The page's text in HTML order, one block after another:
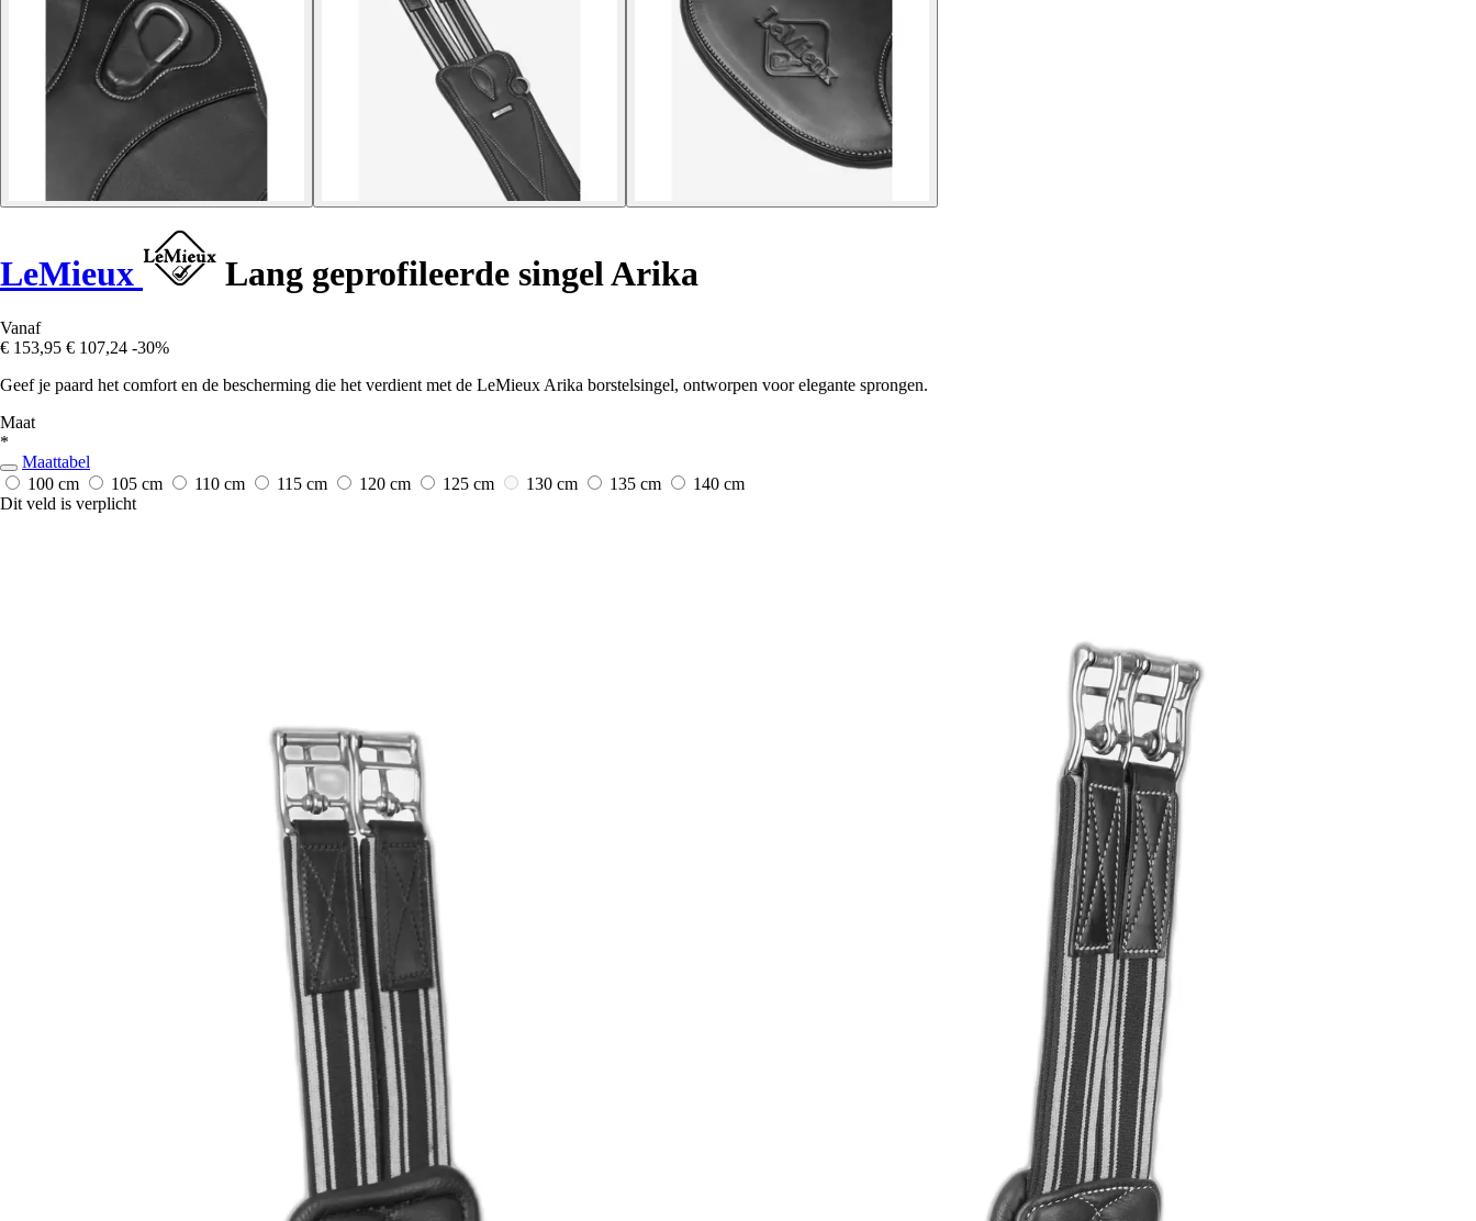
LeMieux Lang geprofileerde singel Arika
Vanaf
€ 153,95 € 107,24 -30%
Geef je paard het comfort en de bescherming die het verdient met de LeMieux Arika borstelsingel, ontworpen voor elegante sprongen.
Maat
*
Maattabel
100 cm
105 cm 110 cm 115 cm 120 cm 125 cm 130 cm 135 cm
140 cm
Dit veld is verplicht